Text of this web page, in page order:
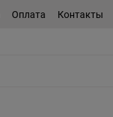
Оплата Контакты